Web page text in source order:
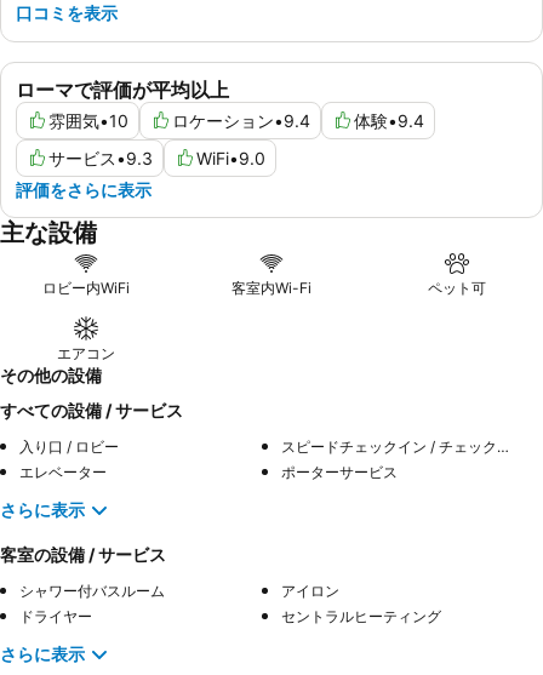
ローマで評価が平均以上
雰囲気•10 ロケーション•9.4 体験•9.4
サービス•9.3 WiFi•9.0
評価をさらに表示
口コミを表示
主な設備
ロビー内WiFi 客室内Wi-Fi ペット可
エアコン
その他の設備
すべての設備 / サービス
入り口 / ロビー
スピードチェックイン / チェックアウト
エレベーター
ポーターサービス
さらに表示
客室の設備 / サービス
シャワー付バスルーム
アイロン
ドライヤー
セントラルヒーティング
さらに表示